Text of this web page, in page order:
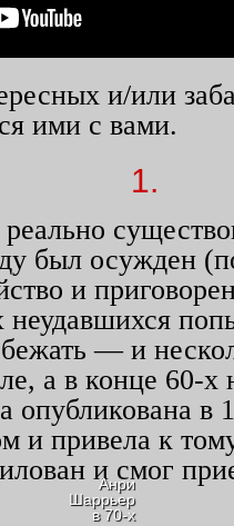
и/или
ими с вами.
1.
был осужден
и
— и
а в конце 60-х
в
и привела к
и смог
Анри
Шаррьер
в 70-х